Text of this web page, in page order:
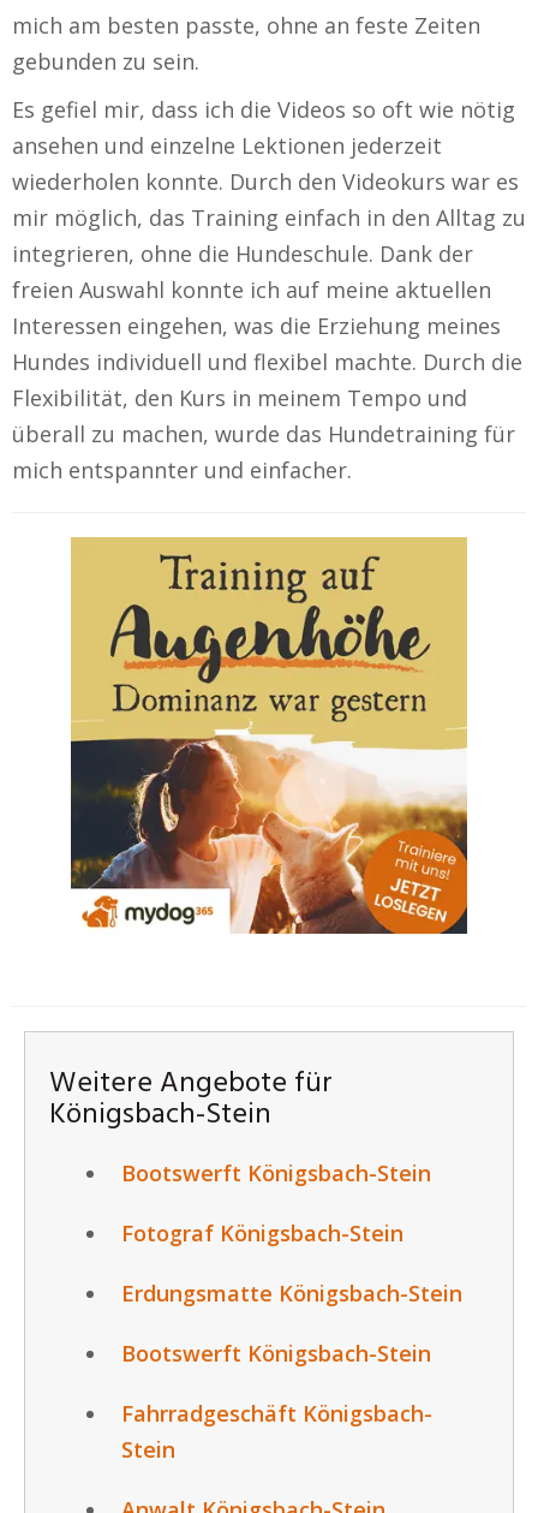
mich am besten passte, ohne an feste Zeiten
gebunden zu sein.
Es gefiel mir, dass ich die Videos so oft wie nötig
ansehen und einzelne Lektionen jederzeit
wiederholen konnte. Durch den Videokurs war es
mir möglich, das Training einfach in den Alltag zu
integrieren, ohne die Hundeschule. Dank der
freien Auswahl konnte ich auf meine aktuellen
Interessen eingehen, was die Erziehung meines
Hundes individuell und flexibel machte. Durch die
Flexibilität, den Kurs in meinem Tempo und
überall zu machen, wurde das Hundetraining für
mich entspannter und einfacher.
Weitere Angebote für
Königsbach-Stein
Bootswerft Königsbach-Stein
Fotograf Königsbach-Stein
Erdungsmatte Königsbach-Stein
Bootswerft Königsbach-Stein
Fahrradgeschäft Königsbach-
Stein